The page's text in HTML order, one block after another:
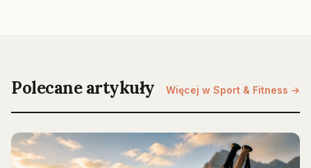
Polecane artykuły Więcej w Sport & Fitness →